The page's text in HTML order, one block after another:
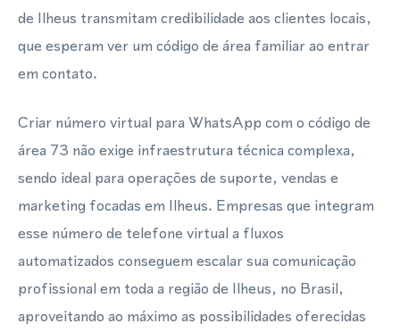
de Ilheus transmitam credibilidade aos clientes locais,
que esperam ver um código de área familiar ao entrar
em contato.
Criar número virtual para WhatsApp com o código de
área 73 não exige infraestrutura técnica complexa,
sendo ideal para operações de suporte, vendas e
marketing focadas em Ilheus. Empresas que integram
esse número de telefone virtual a fluxos
automatizados conseguem escalar sua comunicação
profissional em toda a região de Ilheus, no Brasil,
aproveitando ao máximo as possibilidades oferecidas